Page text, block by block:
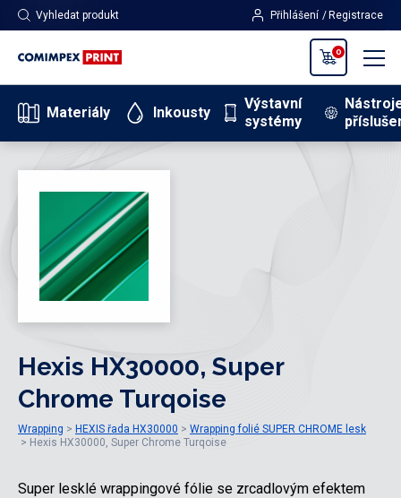
Vyhledat produkt Přihlášení Registrace
0
Materiály Inkousty
Výstavní
systémy
Hexis HX30000, Super
Chrome Turqoise
Wrapping HEXIS řada HX30000
Wrapping folié SUPER CHROME lesk
Hexis HX30000, Super Chrome Turqoise
Super lesklé wrappingové fólie se zrcadlovým efektem